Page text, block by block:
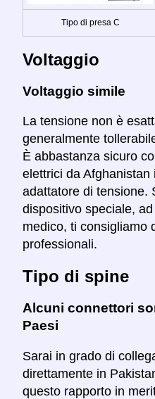
Tipo di presa C
Voltaggio
Voltaggio simile
La tensione non è
generalmente
È abbastanza sicuro
elettrici da
adattatore di tensione.
dispositivo speciale,
medico, ti consigliamo
professionali.
Tipo di spine
Alcuni connettori
Paesi
Sarai in grado di
direttamente in
questo rapporto in